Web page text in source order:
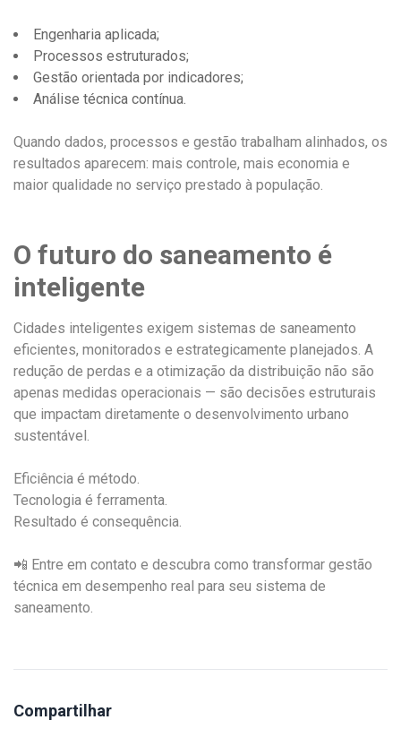
Engenharia aplicada;
Processos estruturados;
Gestão orientada por indicadores;
Análise técnica contínua.
Quando dados, processos e gestão trabalham alinhados, os
resultados aparecem: mais controle, mais economia e
maior qualidade no serviço prestado à população.
O futuro do saneamento é
inteligente
Cidades inteligentes exigem sistemas de saneamento
eficientes, monitorados e estrategicamente planejados. A
redução de perdas e a otimização da distribuição não são
apenas medidas operacionais — são decisões estruturais
que impactam diretamente o desenvolvimento urbano
sustentável.
Eficiência é método.
Tecnologia é ferramenta.
Resultado é consequência.
📲 Entre em contato e descubra como transformar gestão
técnica em desempenho real para seu sistema de
saneamento.
Compartilhar